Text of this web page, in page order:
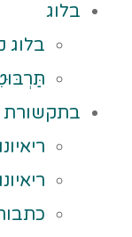
בלוג
בלוג
בתקשורת